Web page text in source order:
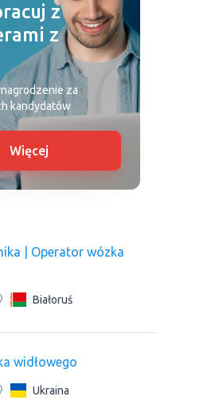
z
z
za
kandydatów
Więcej
| Operator wózka
Białoruś
widłowego
Ukraina